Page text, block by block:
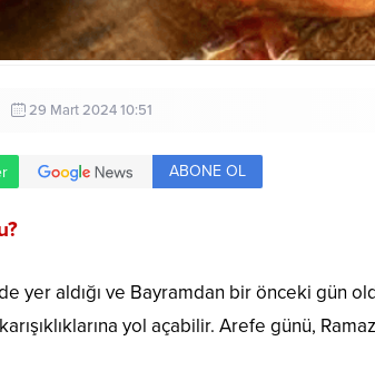
29 Mart 2024 10:51
ABONE OL
yer aldığı ve Bayramdan bir önceki gün
yol açabilir. Arefe günü,